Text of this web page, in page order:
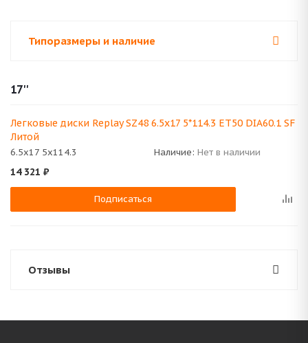
Типоразмеры и наличие
17''
Легковые диски Replay SZ48 6.5x17 5*114.3 ET50 DIA60.1 SF
Литой
6.5x17 5x114.3 Наличие: Нет в наличии
14 321 ₽
Подписаться
Отзывы